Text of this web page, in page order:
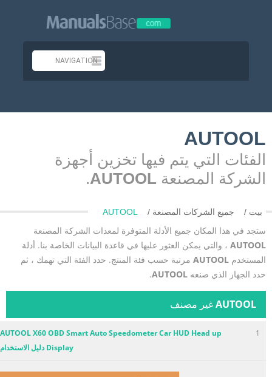
AUTOOL
الفئات التي يتم فيها تخزين أجهزة
الشركة المصنعةAUTOOL
.
بيت جميع الشركات المصنعة AUTOOL
ستجد في هذا المكان جميع الأدلة المتوفرة لمعدات الشركة المصنعة
AUTOOL، والتي يمكن العثور عليها في قاعدة البيانات الخاصة بنا. أدلة
المستخدمAUTOOLمرتبة حسب فئة المنتج. حدد الفئة التي تهمك ، ثم
حدد الجهاز الذي صنعهAUTOOL
.
AUTOOLغير مصنف
AUTOOL X60 OBD Smart Auto Speedometer Car HUD Head up
Display دليل الاستخدام